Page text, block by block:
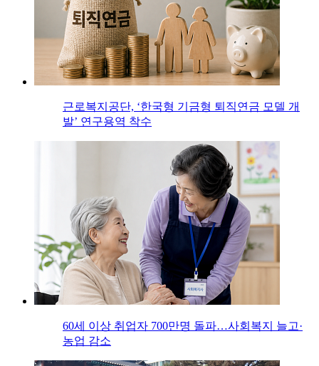
근로복지공단, ‘한국형 기금형 퇴직연금 모델 개
발’ 연구용역 착수
60세 이상 취업자 700만명 돌파…사회복지 늘고·
농업 감소